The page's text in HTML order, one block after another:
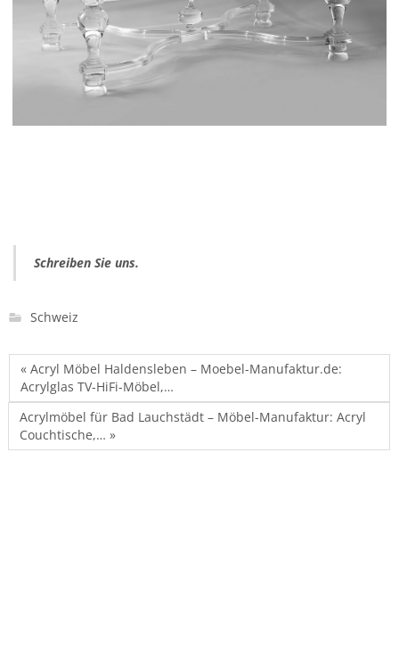
Schreiben Sie uns.
Schweiz
« Acryl Möbel Haldensleben – Moebel-Manufaktur.de:
Acrylglas TV-HiFi-Möbel,…
Acrylmöbel für Bad Lauchstädt – Möbel-Manufaktur: Acryl
Couchtische,… »